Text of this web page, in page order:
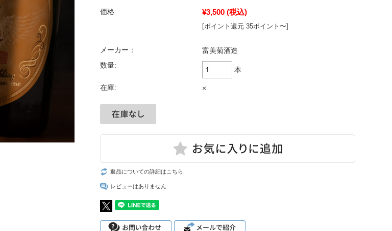
価格: ¥3,500 (税込)
[ポイント還元 35ポイント〜]
メーカー：
富美菊酒造
数量:
本
在庫: ×
返品についての詳細はこちら
レビューはありません